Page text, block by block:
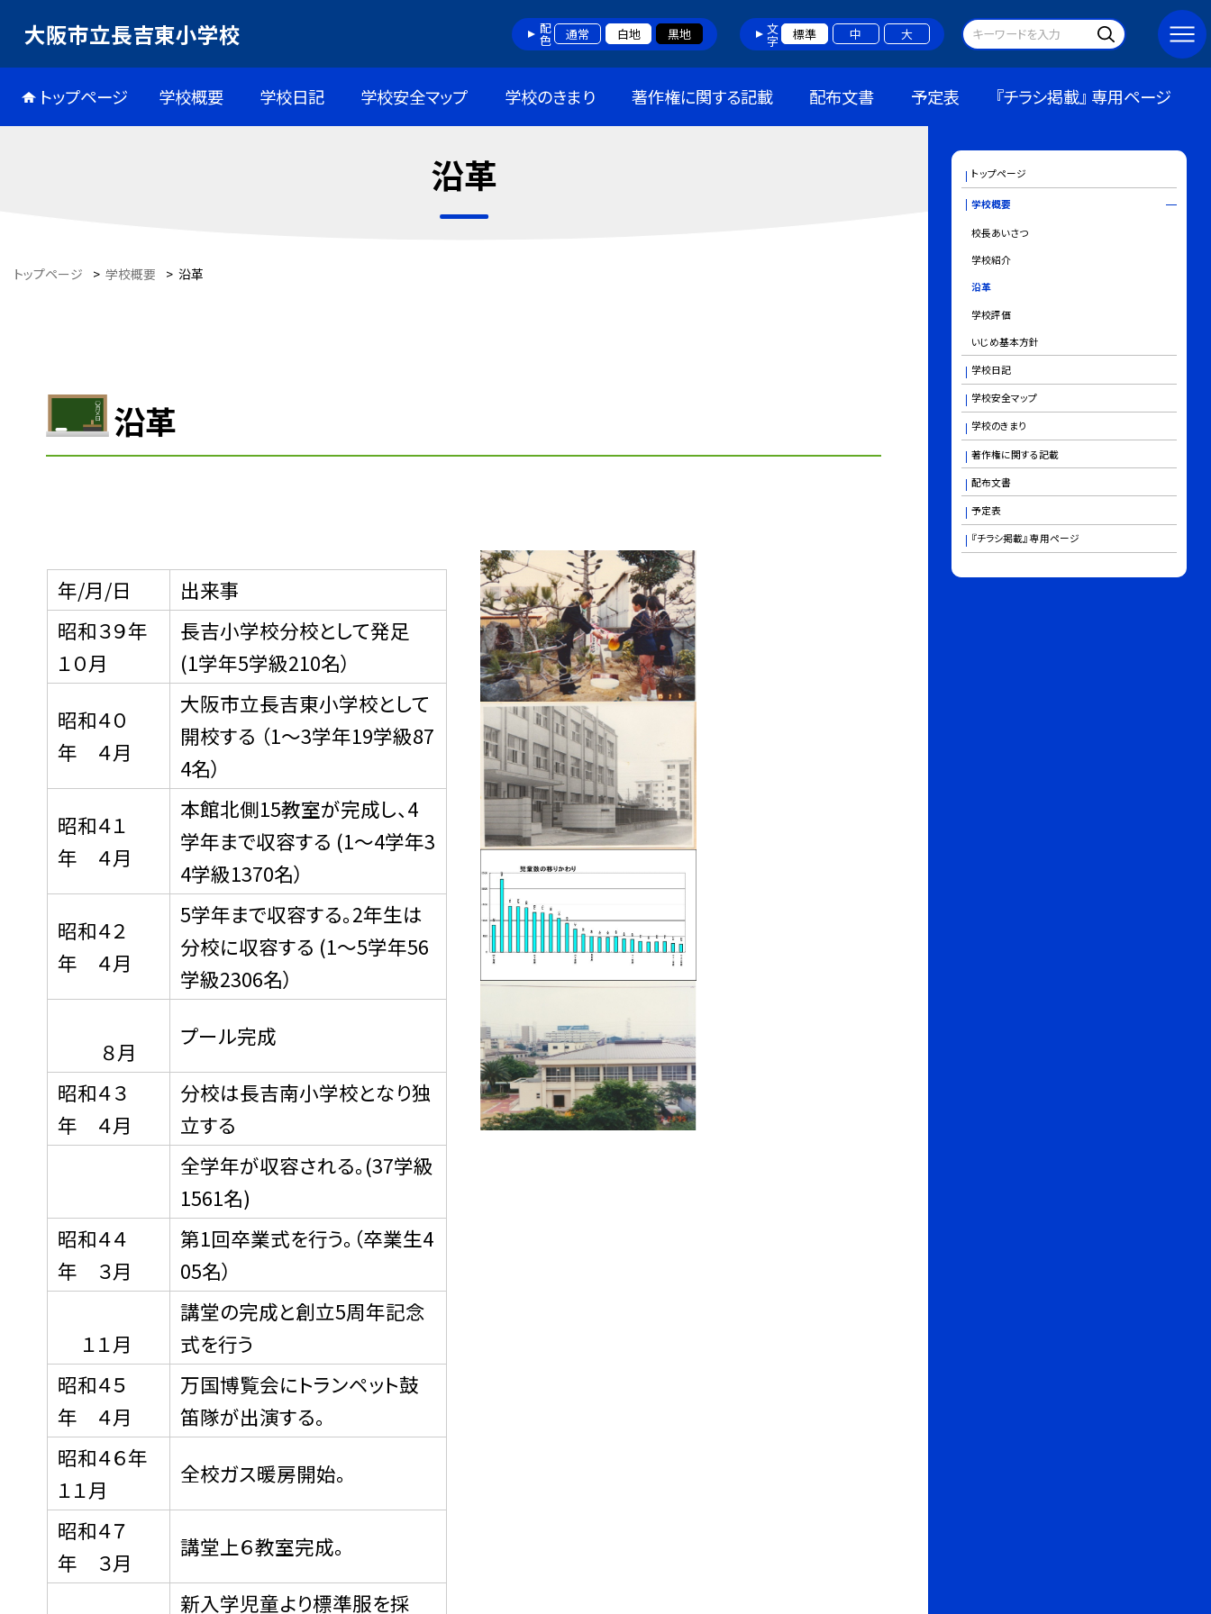
大阪市立長吉東小学校 配色 通常 白地 黒地 文字 標準 中 大
トップページ 学校概要 学校日記 学校安全マップ 学校のきまり 著作権に関する記載 配布文書 予定表 『チラシ掲載』 専用ページ
沿革
トップページ > 学校概要 > 沿革
沿革
年/月/日
出来事
昭和３９年
１０月
長吉小学校分校として発足
(1学年5学級210名）
昭和４０
年 ４月
大阪市立長吉東小学校として
開校する （1〜3学年19学級87
4名）
昭和４１
年 ４月
本館北側15教室が完成し、4
学年まで収容する (1〜4学年3
4学級1370名）
昭和４２
年 ４月
5学年まで収容する。2年生は
分校に収容する (1〜5学年56
学級2306名）
８月
プール完成
昭和４３
年 ４月
分校は長吉南小学校となり独
立する
全学年が収容される。(37学級
1561名)
昭和４４
年 ３月
第1回卒業式を行う。（卒業生4
05名）
１１月
講堂の完成と創立5周年記念
式を行う
昭和４５
年 ４月
万国博覧会にトランペット鼓
笛隊が出演する。
昭和４６年
１１月
全校ガス暖房開始。
昭和４７
年 ３月
講堂上６教室完成。
新入学児童より標準服を採
トップページ
学校概要
校長あいさつ
学校紹介
沿革
学校評価
いじめ基本方針
学校日記
学校安全マップ
学校のきまり
著作権に関する記載
配布文書
予定表
『チラシ掲載』 専用ページ